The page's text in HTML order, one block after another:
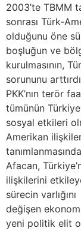
2003’te TBMM
sonrası Türk-
olduğunu öne
boşluğun ve
kurulmasının,
sorununu
PKK’nın terör
tümünün
sosyal etkileri
Amerikan
Afacan,
ilişkilerini
sürecin
değişen
yeni politik elit